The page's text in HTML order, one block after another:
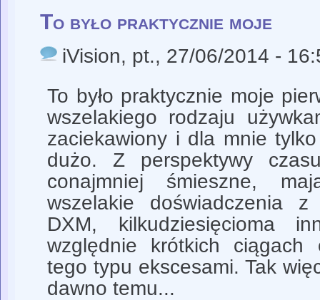
To było praktycznie moje
iVision, pt., 27/06/2014 -
To było praktycznie moje
wszelakiego rodzaju
zaciekawiony i dla mnie
dużo. Z perspektywy
conajmniej śmieszne,
wszelakie doświadczenia z
DXM, kilkudziesięcioma
względnie krótkich ciągach
tego typu ekscesami. Tak
dawno temu...